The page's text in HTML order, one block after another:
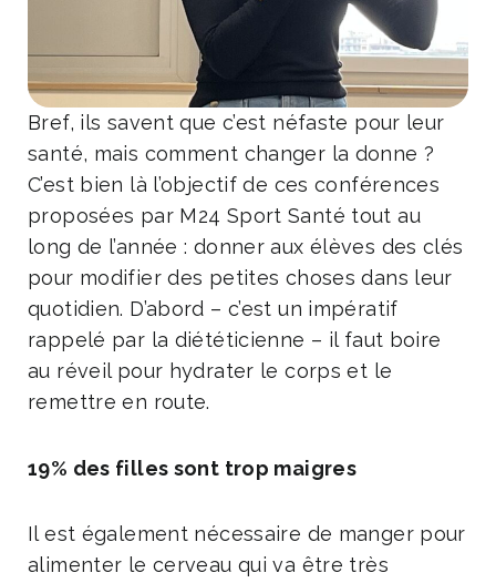
Bref, ils savent que c’est néfaste pour leur
santé, mais comment changer la donne ?
C’est bien là l’objectif de ces conférences
proposées par M24 Sport Santé tout au
long de l’année : donner aux élèves des clés
pour modifier des petites choses dans leur
quotidien. D’abord – c’est un impératif
rappelé par la diététicienne – il faut boire
au réveil pour hydrater le corps et le
remettre en route.
19% des filles sont trop maigres
Il est également nécessaire de manger pour
alimenter le cerveau qui va être très